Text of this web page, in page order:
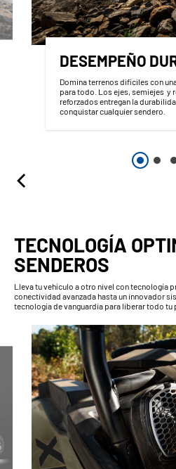
DESEMPEÑO
Domina terrenos difíciles con
para todo. Los ejes, semiejes y
reforzados entregan la
conquistar cualquier sendero.
TECNOLOGÍA
SENDEROS
Lleva tu vehículo a otro nivel con tecnología
conectividad avanzada hasta un innovador
tecnología de vanguardia para liberar todo tu